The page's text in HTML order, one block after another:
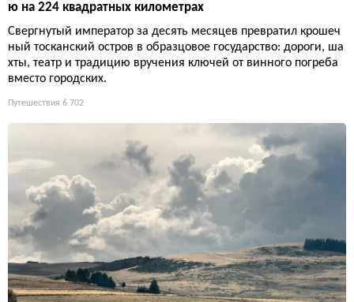
ю на 224 квадратных километрах
Свергнутый император за десять месяцев превратил крошеч
ный тосканский остров в образцовое государство: дороги, ша
хты, театр и традицию вручения ключей от винного погреба
вместо городских.
Путешествия 6 702